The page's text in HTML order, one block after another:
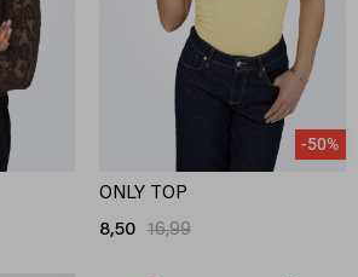
-50%
ONLY TOP
8,50 16,99